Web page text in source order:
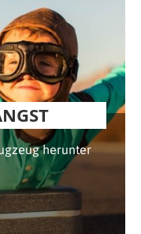
herunter